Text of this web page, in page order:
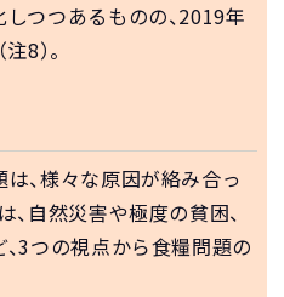
つつあるものの、2019年
8）。
、様々な原因が絡み合っ
、自然災害や極度の貧困、
3つの視点から食糧問題の